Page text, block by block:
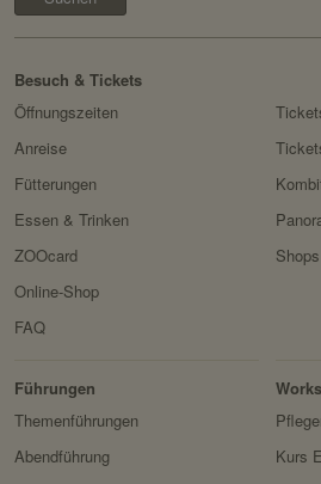
Besuch & Tickets
Öffnungszeiten
Anreise
Fütterungen
Essen & Trinken
ZOOcard
Online-Shop
FAQ
Zoo
Führungen
Themenführungen
Abendführung
Kurs
&
Forschung